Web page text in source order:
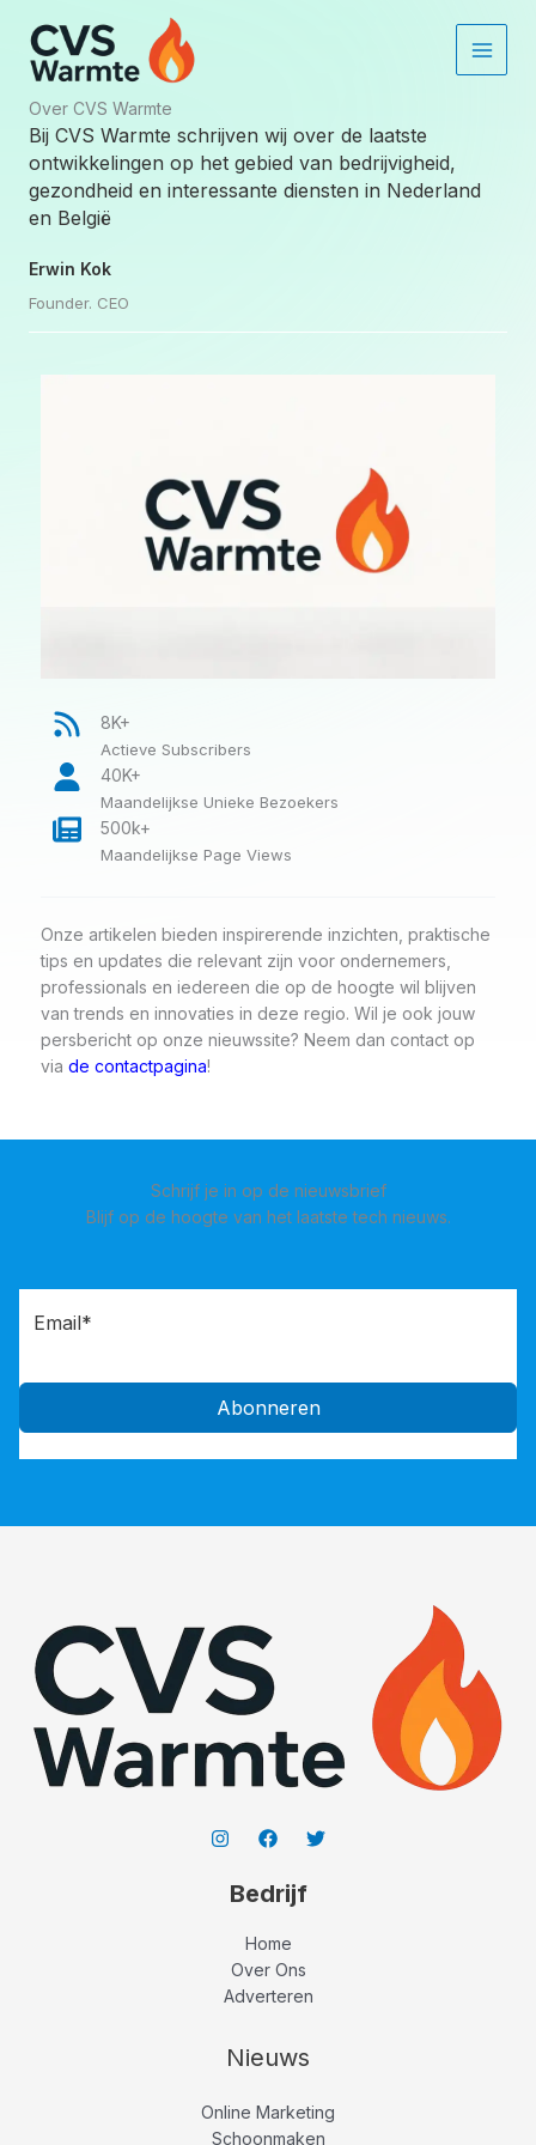
naar
Over CVS Warmte
Bij CVS Warmte schrijven wij over de laatste
ontwikkelingen op het gebied van bedrijvigheid,
gezondheid en interessante diensten in Nederland
en België
Erwin Kok
Founder. CEO
8K+
Actieve Subscribers
40K+
Maandelijkse Unieke Bezoekers
500k+
Maandelijkse Page Views
Onze artikelen bieden inspirerende inzichten, praktische
tips en updates die relevant zijn voor ondernemers,
professionals en iedereen die op de hoogte wil blijven
van trends en innovaties in deze regio. Wil je ook jouw
persbericht op onze nieuwssite? Neem dan contact op
via de contactpagina!
Schrijf je in op de nieuwsbrief
Blijf op de hoogte van het laatste tech nieuws.
Abonneren
Bedrijf
Home
Over Ons
Adverteren
Nieuws
Online Marketing
Schoonmaken